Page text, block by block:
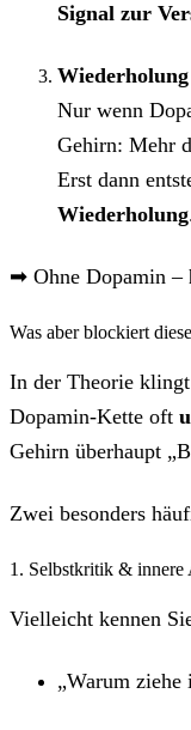
Signal zur
Wiederholung
Nur wenn
Gehirn: Mehr
Erst dann
Wiederholung
➡ Ohne Dopamin –
Was aber blockiert
In der Theorie
Dopamin-Kette oft
Gehirn überhaupt
Zwei besonders
1. Selbstkritik & innere
Vielleicht kennen
„Warum ziehe